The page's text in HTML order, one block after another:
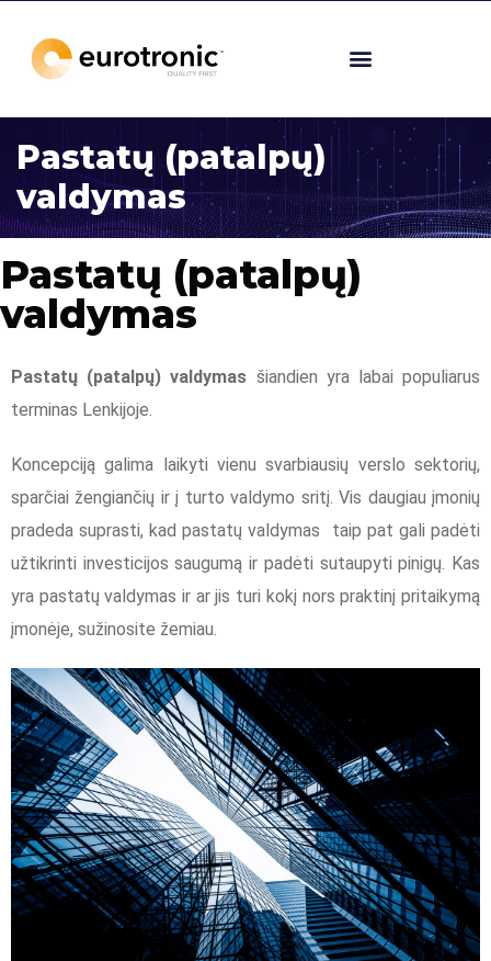
Pastatų (patalpų)
valdymas
Pastatų (patalpų)
valdymas
Pastatų (patalpų) valdymas šiandien yra labai populiarus
terminas Lenkijoje.
Koncepciją galima laikyti vienu svarbiausių verslo sektorių,
sparčiai žengiančių ir į turto valdymo sritį. Vis daugiau įmonių
pradeda suprasti, kad pastatų valdymas taip pat gali padėti
užtikrinti investicijos saugumą ir padėti sutaupyti pinigų. Kas
yra pastatų valdymas ir ar jis turi kokį nors praktinį pritaikymą
įmonėje, sužinosite žemiau.